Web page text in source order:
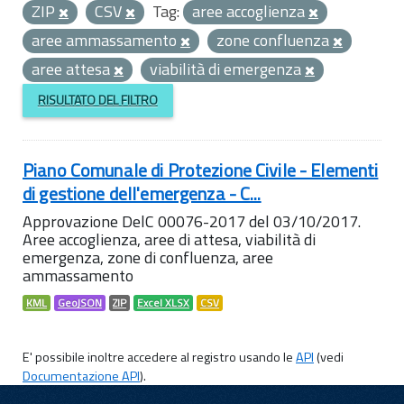
ZIP
CSV Tag: aree accoglienza
aree ammassamento
zone confluenza
aree attesa
viabilità di emergenza
RISULTATO DEL FILTRO
Piano Comunale di Protezione Civile - Elementi
di gestione dell'emergenza - C...
Approvazione DelC 00076-2017 del 03/10/2017.
Aree accoglienza, aree di attesa, viabilità di
emergenza, zone di confluenza, aree
ammassamento
KML GeoJSON ZIP Excel XLSX CSV
E' possibile inoltre accedere al registro usando leAPI(vedi
Documentazione API).